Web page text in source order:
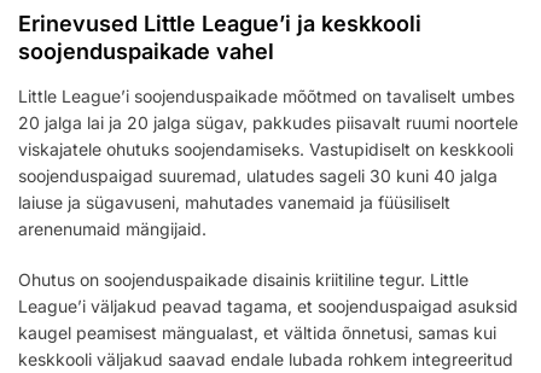
Erinevused Little League’i ja keskkooli
soojenduspaikade vahel
Little League’i soojenduspaikade mõõtmed on tavaliselt umbes
20 jalga lai ja 20 jalga sügav, pakkudes piisavalt ruumi noortele
viskajatele ohutuks soojendamiseks. Vastupidiselt on keskkooli
soojenduspaigad suuremad, ulatudes sageli 30 kuni 40 jalga
laiuse ja sügavuseni, mahutades vanemaid ja füüsiliselt
arenenumaid mängijaid.
Ohutus on soojenduspaikade disainis kriitiline tegur. Little
League’i väljakud peavad tagama, et soojenduspaigad asuksid
kaugel peamisest mängualast, et vältida õnnetusi, samas kui
keskkooli väljakud saavad endale lubada rohkem integreeritud